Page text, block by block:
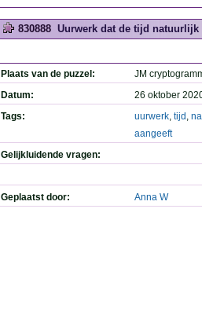
830888 Uurwerk dat de tijd natuurlijk
Plaats van de puzzel:
JM
Datum:
26 oktober
Tags:
uurwerk, tijd ,
aangeeft
Gelijkluidende vragen:
Geplaatst door: Anna W